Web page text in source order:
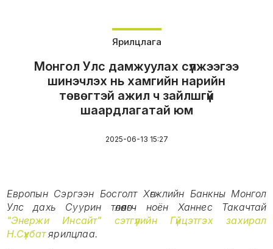
Ярилцлага
Монгол Улс дамжуулах сүлжээгээ
шинэчлэх нь хамгийн нарийн
төвөгтэй ажил ч зайлшгүй
шаардлагатай юм
2025-06-13 15:27
Европын Сэргээн Босголт Хөгжлийн Банкны Монгол
Улс дахь Суурин төлөөлөгч ноён Ханнес Такачтай
"Энержи Инсайт" сэтгүүлийн Гүйцэтгэх захирал
Н.Сүхбат ярилцлаа.